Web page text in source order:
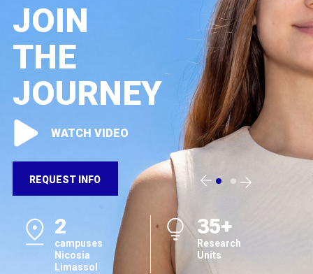
JOIN
THE
JOURNEY
WATCH VIDEO
REQUEST INFO
2
campuses
Nicosia
Limassol
35+
Research
Units